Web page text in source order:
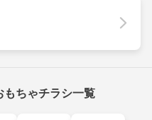
もちゃチラシ一覧